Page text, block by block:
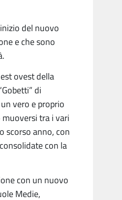
del nuovo
e che sono
ovest della
di
vero e proprio
tra i vari
scorso anno, con
con la
con un nuovo
Medie,